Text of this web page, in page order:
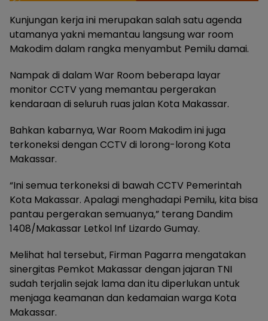
Kunjungan kerja ini merupakan salah satu agenda
utamanya yakni memantau langsung war room
Makodim dalam rangka menyambut Pemilu damai.
Nampak di dalam War Room beberapa layar
monitor CCTV yang memantau pergerakan
kendaraan di seluruh ruas jalan Kota Makassar.
Bahkan kabarnya, War Room Makodim ini juga
terkoneksi dengan CCTV di lorong-lorong Kota
Makassar.
“Ini semua terkoneksi di bawah CCTV Pemerintah
Kota Makassar. Apalagi menghadapi Pemilu, kita bisa
pantau pergerakan semuanya,” terang Dandim
1408/Makassar Letkol Inf Lizardo Gumay.
Melihat hal tersebut, Firman Pagarra mengatakan
sinergitas Pemkot Makassar dengan jajaran TNI
sudah terjalin sejak lama dan itu diperlukan untuk
menjaga keamanan dan kedamaian warga Kota
Makassar.